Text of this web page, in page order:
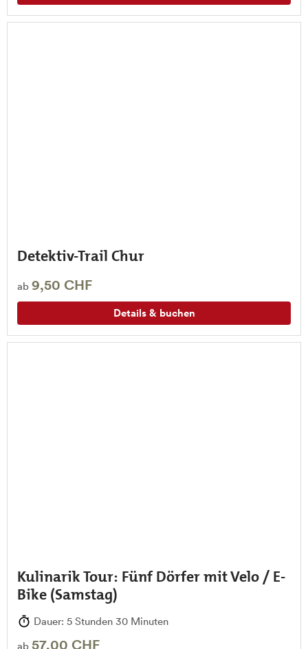
Detektiv-Trail Chur
ab 9,50 CHF
Details & buchen
Kulinarik Tour: Fünf Dörfer mit Velo / E-
Bike (Samstag)
Dauer: 5 Stunden 30 Minuten
ab 57,00 CHF